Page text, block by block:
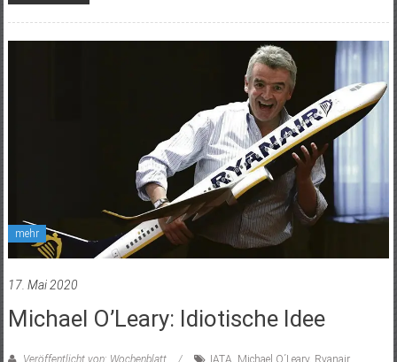
mehr
17. Mai 2020
Michael O’Leary: Idiotische Idee
Veröffentlicht von: Wochenblatt IATA, Michael O´Leary, Ryanair